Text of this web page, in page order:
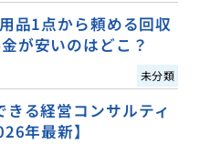
品1点から頼める回収
が安いのはどこ？
未分類
る経営コンサルティ
年最新】